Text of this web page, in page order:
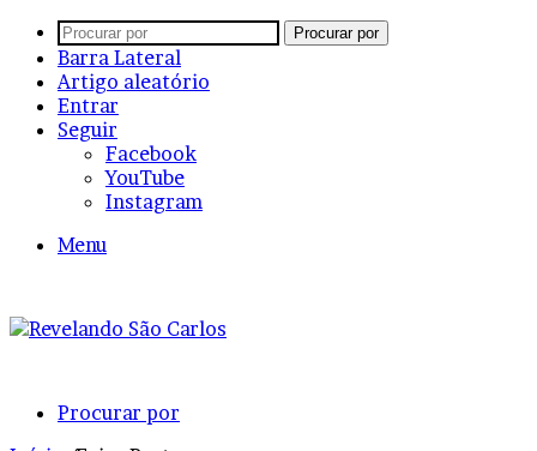
Procurar por
Barra Lateral
Artigo aleatório
Entrar
Seguir
Facebook
YouTube
Instagram
Menu
Procurar por